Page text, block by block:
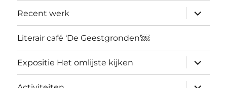
Recent werk
Literair café ‘De Geestgronden’￼
Expositie Het omlijste kijken